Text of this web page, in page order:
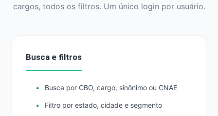
cargos, todos os filtros. Um único login por usuário.
Busca e filtros
Busca por CBO, cargo, sinônimo ou CNAE
Filtro por estado, cidade e segmento